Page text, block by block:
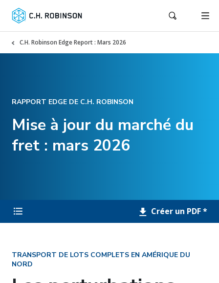
C.H. Robinson Edge Report : Mars 2026
RAPPORT EDGE DE C.H. ROBINSON
Mise à jour du marché du
fret : mars 2026
Créer un PDF *
TRANSPORT DE LOTS COMPLETS EN AMÉRIQUE DU
NORD